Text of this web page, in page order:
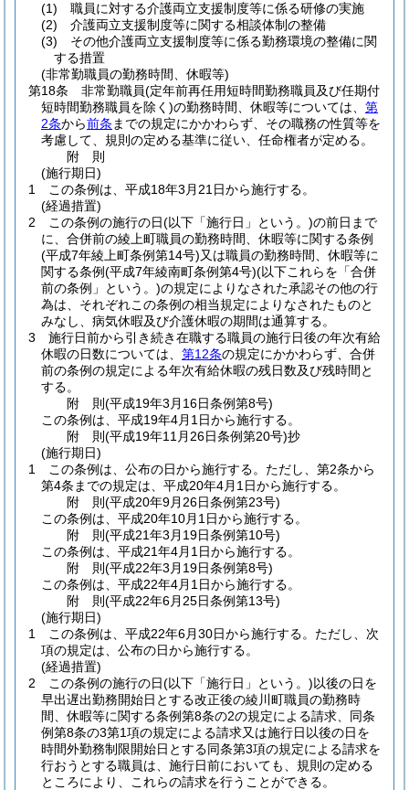
(1)
職員に対する介護両立支援制度等に係る研修の実施
(2)
介護両立支援制度等に関する相談体制の整備
(3)
その他介護両立支援制度等に係る勤務環境の整備に関
する措置
(非常勤職員の勤務時間、休暇等)
第18条
非常勤職員(定年前再任用短時間勤務職員及び任期付
短時間勤務職員を除く)の勤務時間、休暇等については、 第
2条から前条 までの規定にかかわらず、その職務の性質等を
考慮して、規則の定める基準に従い、任命権者が定める。
附 則
(施行期日)
1
この条例は、平成18年3月21日から施行する。
(経過措置)
2
この条例の施行の日(以下「施行日」という。)の前日まで
に、合併前の綾上町職員の勤務時間、休暇等に関する条例
(平成7年綾上町条例第14号)又は職員の勤務時間、休暇等に
関する条例(平成7年綾南町条例第4号)(以下これらを「合併
前の条例」という。)の規定によりなされた承認その他の行
為は、それぞれこの条例の相当規定によりなされたものと
みなし、病気休暇及び介護休暇の期間は通算する。
3
施行日前から引き続き在職する職員の施行日後の年次有給
休暇の日数については、 第12条の規定にかかわらず、合併
前の条例の規定による年次有給休暇の残日数及び残時間と
する。
附 則(平成19年3月16日条例第8号)
この条例は、平成19年4月1日から施行する。
附 則(平成19年11月26日条例第20号)抄
(施行期日)
1
この条例は、公布の日から施行する。 ただし、第2条から
第4条までの規定は、平成20年4月1日から施行する。
附 則(平成20年9月26日条例第23号)
この条例は、平成20年10月1日から施行する。
附 則(平成21年3月19日条例第10号)
この条例は、平成21年4月1日から施行する。
附 則(平成22年3月19日条例第8号)
この条例は、平成22年4月1日から施行する。
附 則(平成22年6月25日条例第13号)
(施行期日)
1
この条例は、平成22年6月30日から施行する。 ただし、次
項の規定は、公布の日から施行する。
(経過措置)
2
この条例の施行の日(以下「施行日」という。)以後の日を
早出遅出勤務開始日とする改正後の綾川町職員の勤務時
間、休暇等に関する条例第8条の2の規定による請求、同条
例第8条の3第1項の規定による請求又は施行日以後の日を
時間外勤務制限開始日とする同条第3項の規定による請求を
行おうとする職員は、施行日前においても、規則の定める
ところにより、これらの請求を行うことができる。